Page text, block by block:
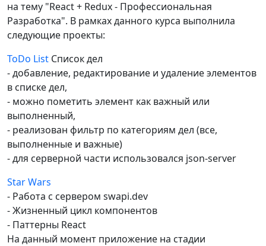
на тему "React + Redux - Профессиональная
Разработка". В рамках данного курса выполнила
следующие проекты:
ToDo List Список дел
- добавление, редактирование и удаление элементов
в списке дел,
- можно пометить элемент как важный или
выполненный,
- реализован фильтр по категориям дел (все,
выполненные и важные)
- для серверной части использовался json-server
Star Wars
- Работа с сервером swapi.dev
- Жизненный цикл компонентов
- Паттерны React
На данный момент приложение на стадии